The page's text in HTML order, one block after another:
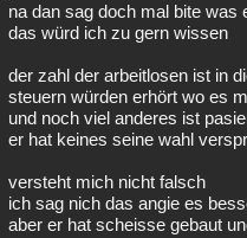
na dan sag doch mal bite was
das würd ich zu gern wissen
der zahl der arbeitlosen ist in
steuern würden erhört wo es
und noch viel anderes ist
er hat keines seine wahl
versteht mich nicht falsch
ich sag nich das angie es
aber er hat scheisse gebaut